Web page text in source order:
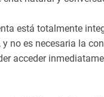
está totalmente
no es necesaria la
acceder